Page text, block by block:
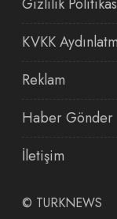
Gizlilik
KVKK
Reklam
Haber Gönder
İletişim
© TURKNEWS